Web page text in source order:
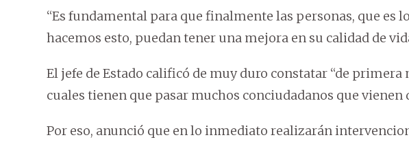
“Es fundamental para que finalmente las personas, que es
hacemos esto, puedan tener una mejora en su calidad de
El jefe de Estado calificó de muy duro constatar “de
cuales tienen que pasar muchos conciudadanos que vienen
Por eso, anunció que en lo inmediato realizarán